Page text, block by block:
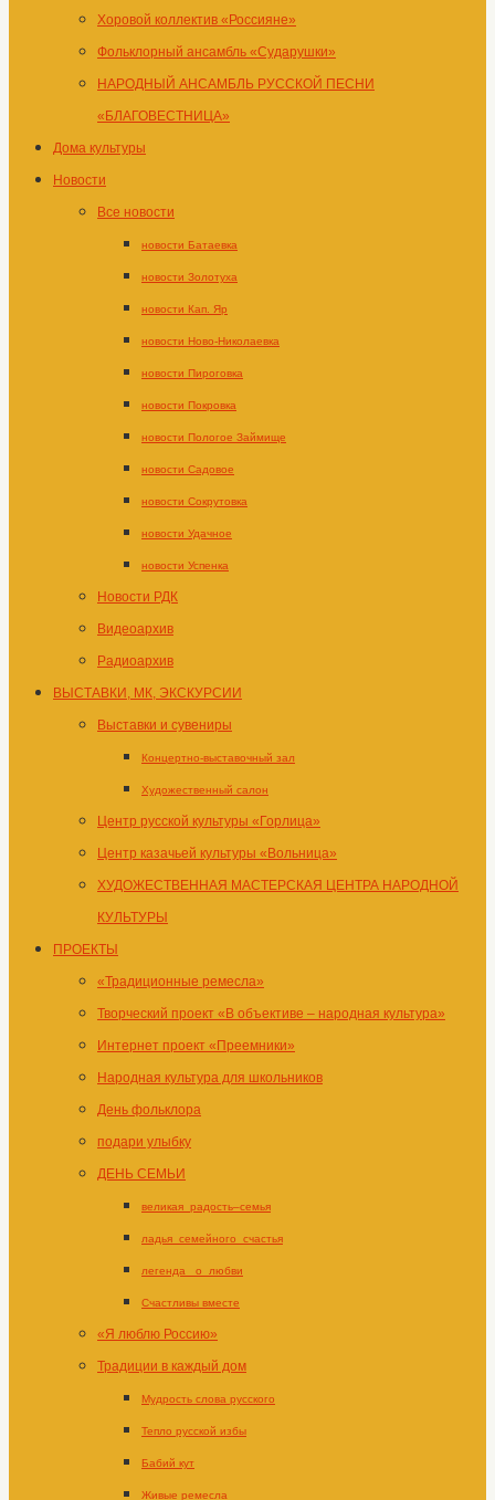
Хоровой коллектив «Россияне»
Фольклорный ансамбль «Сударушки»
НАРОДНЫЙ АНСАМБЛЬ РУССКОЙ ПЕСНИ
«БЛАГОВЕСТНИЦА»
Дома культуры
Новости
Все новости
новости Батаевка
новости Золотуха
новости Кап. Яр
новости Ново-Николаевка
новости Пироговка
новости Покровка
новости Пологое Займище
новости Садовое
новости Сокрутовка
новости Удачное
новости Успенка
Новости РДК
Видеоархив
Радиоархив
ВЫСТАВКИ, МК, ЭКСКУРСИИ
Выставки и сувениры
Концертно-выставочный зал
Художественный салон
Центр русской культуры «Горлица»
Центр казачьей культуры «Вольница»
ХУДОЖЕСТВЕННАЯ МАСТЕРСКАЯ ЦЕНТРА НАРОДНОЙ
КУЛЬТУРЫ
ПРОЕКТЫ
«Традиционные ремесла»
Творческий проект «В объективе – народная культура»
Интернет проект «Преемники»
Народная культура для школьников
День фольклора
подари улыбку
ДЕНЬ СЕМЬИ
великая_радость–семья
ладья_семейного_счастья
легенда _о_любви
Счастливы вместе
«Я люблю Россию»
Традиции в каждый дом
Мудрость слова русского
Тепло русской избы
Бабий кут
Живые ремесла